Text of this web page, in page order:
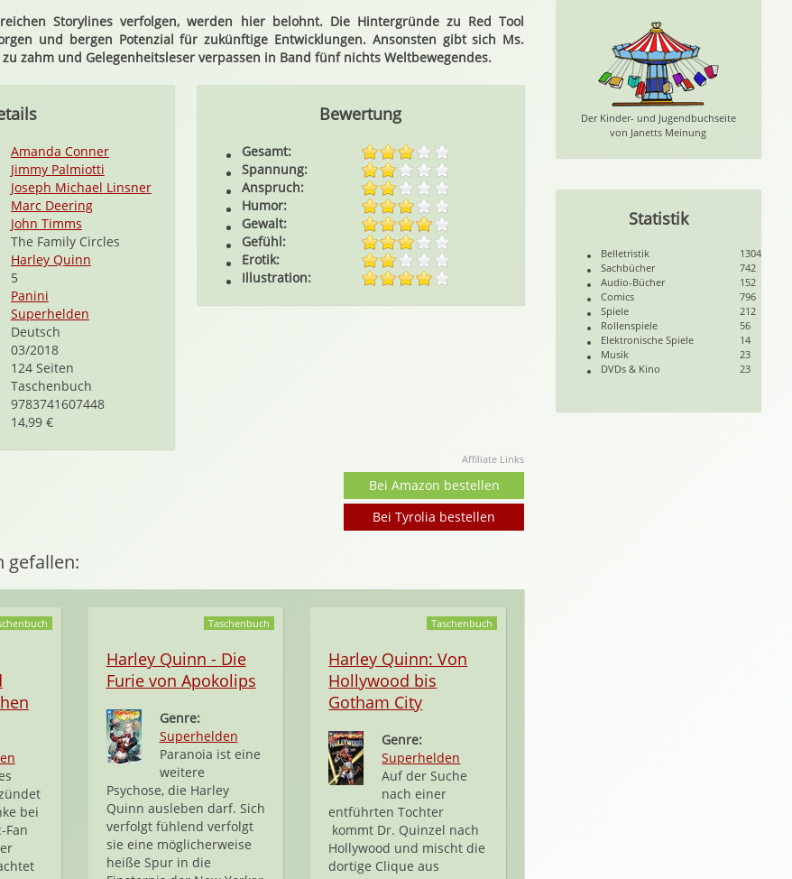
Storylines verfolgen, werden hier belohnt. Die Hintergründe zu Red Tool
und bergen Potenzial für zukünftige Entwicklungen. Ansonsten gibt sich Ms.
zahm und Gelegenheitsleser verpassen in Band fünf nichts Weltbewegendes.
Amanda Conner
Jimmy Palmiotti
Joseph Michael Linsner
Marc Deering
John Timms
The Family Circles
Harley Quinn
5
Panini
Superhelden
Deutsch
03/2018
124 Seiten
Taschenbuch
9783741607448
14,99 €
Bewertung
Gesamt:
Spannung:
Anspruch:
Humor:
Gewalt:
Gefühl:
Erotik:
Illustration:
Affiliate Links
Bei Amazon bestellen
Bei Tyrolia bestellen
gefallen:
bei
Fan
Taschenbuch
Harley Quinn - Die
Furie von Apokolips
Genre:
Superhelden
Paranoia ist eine
weitere
Psychose, die Harley
Quinn ausleben darf. Sich
verfolgt fühlend verfolgt
sie eine möglicherweise
heiße Spur in die
Taschenbuch
Harley Quinn: Von
Hollywood bis
Gotham City
Genre:
Superhelden
Auf der Suche
nach einer
entführten Tochter
kommt Dr. Quinzel nach
Hollywood und mischt die
dortige Clique aus
Der Kinder- und Jugendbuchseite
von Janetts Meinung
Statistik
Belletristik
1304
Sachbücher
742
Audio-Bücher
152
Comics
796
Spiele
212
Rollenspiele
56
Elektronische Spiele
14
Musik
23
DVDs & Kino
23